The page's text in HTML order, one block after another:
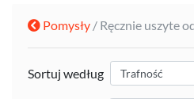
Pomysły / Ręcznie uszyte
Sortuj według